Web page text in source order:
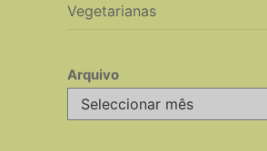
Vegetarianas
Arquivo
Arquivo